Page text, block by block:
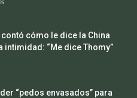
cómo le dice la China
intimidad: “Me dice Thomy”
“pedos envasados” para